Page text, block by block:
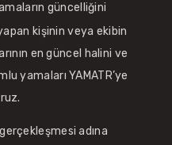
güncelliğini
kişinin veya ekibin
en güncel halini ve
yamaları YAMATR’ye
adına